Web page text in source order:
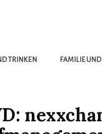
TRINKEN FAMILIE